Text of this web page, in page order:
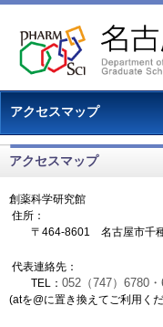
アクセスマップ
アクセスマップ
創薬科学研究館
住所：
〒464-8601 名古屋市千種
代表連絡先：
TEL： 052（747）6780
(atを@に置き換えてご利用くだ